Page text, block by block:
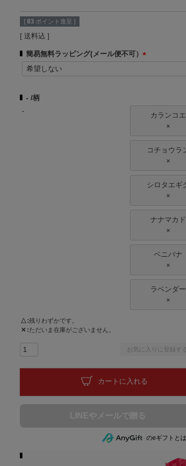
[ 83 ポイント進呈 ]
送料込
簡易無料ラッピング(メール便不可）
必
- 柄
-
カランコエ
×
コチョウラ
×
シロタエギ
×
ナナマカド
×
ベニバナ
×
ラベンダー
×
△ 残りわずかです。
✕ ただいま在庫がございません。
お気に入りに登録す
カートに入れる
のeギフトと